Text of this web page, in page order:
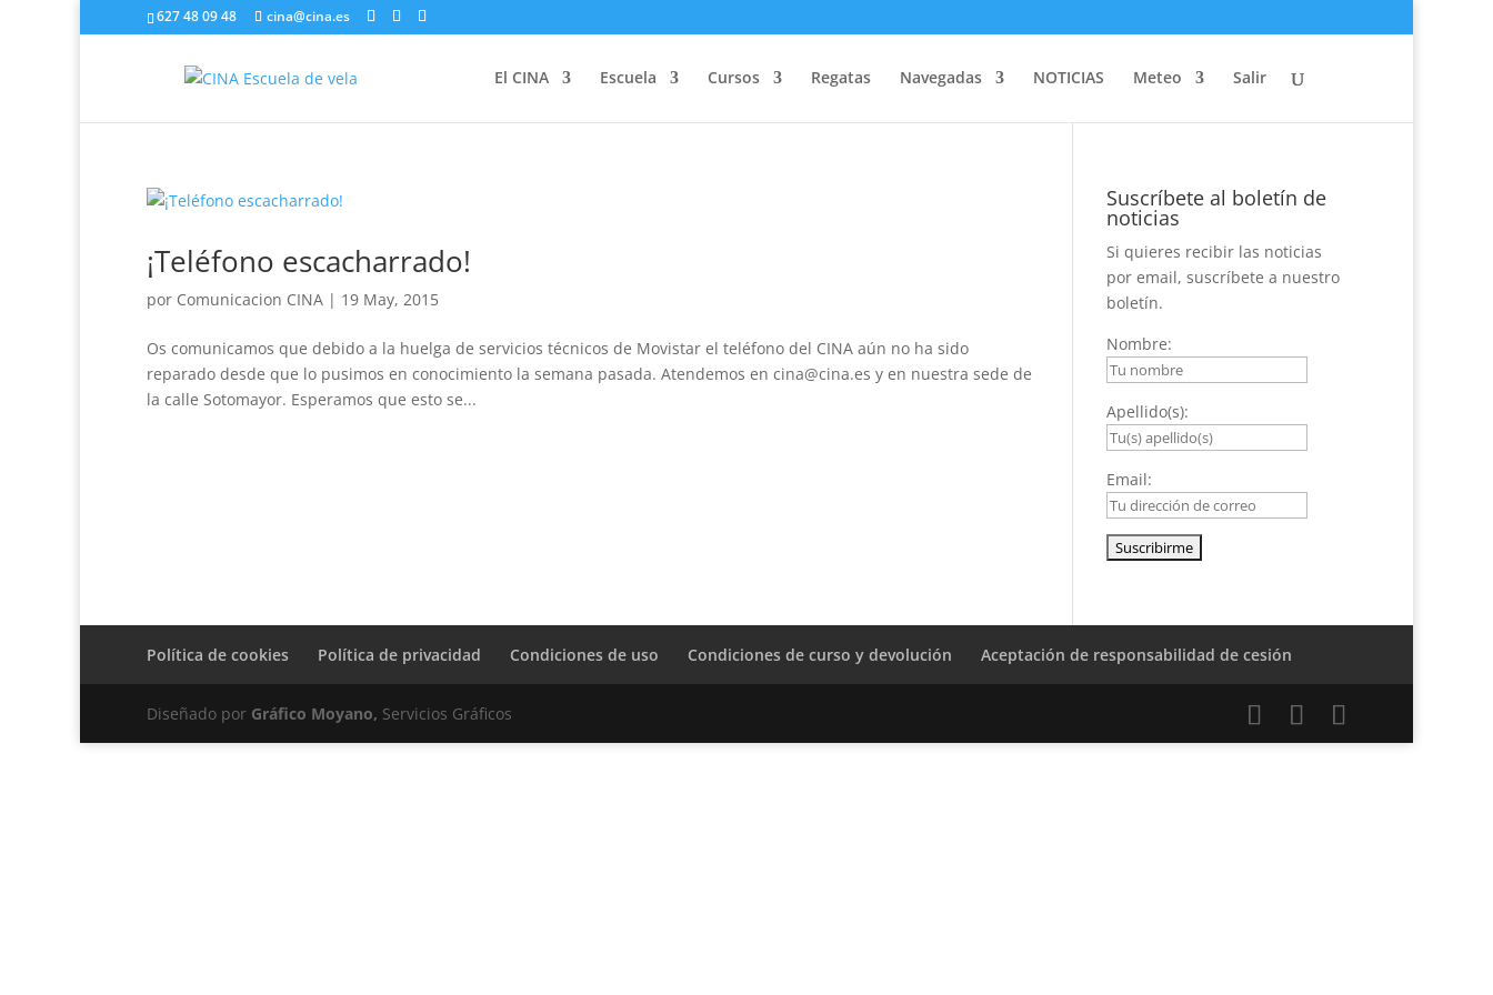
627 48 09 48 cina@cina.es
El CINA Escuela Cursos Regatas Navegadas NOTICIAS Meteo Salir
¡Teléfono escacharrado!
por Comunicacion CINA | 19 May, 2015
Os comunicamos que debido a la huelga de servicios técnicos de Movistar el teléfono del CINA aún no ha sido
reparado desde que lo pusimos en conocimiento la semana pasada. Atendemos en cina@cina.es y en nuestra sede de
la calle Sotomayor. Esperamos que esto se...
Suscríbete al boletín de
noticias
Si quieres recibir las noticias
por email, suscríbete a nuestro
boletín.
Nombre:
Apellido(s):
Email:
Política de cookies Política de privacidad Condiciones de uso Condiciones de curso y devolución Aceptación de responsabilidad de cesión
Diseñado por Gráfico Moyano, Servicios Gráficos